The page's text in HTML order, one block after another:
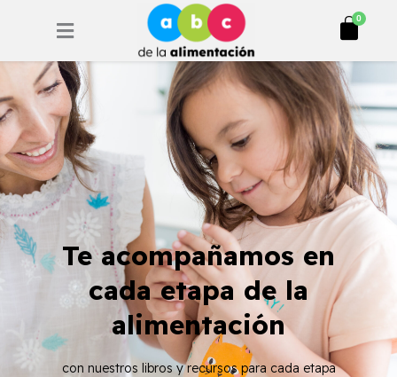
0
Cart
Te acompañamos en
cada etapa de la
alimentación
con nuestros libros y recursos para cada etapa